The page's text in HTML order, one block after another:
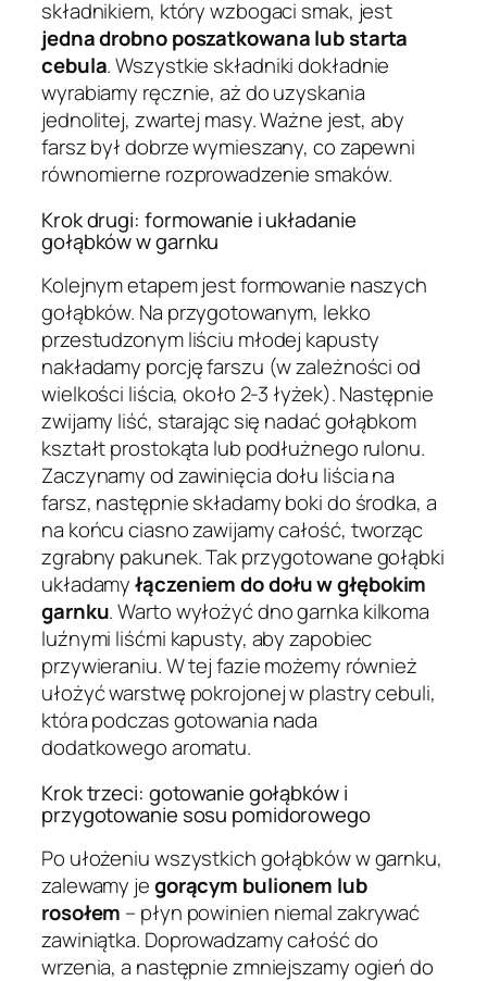
składnikiem, który wzbogaci smak, jest
jedna drobno poszatkowana lub starta
cebula. Wszystkie składniki dokładnie
wyrabiamy ręcznie, aż do uzyskania
jednolitej, zwartej masy. Ważne jest, aby
farsz był dobrze wymieszany, co zapewni
równomierne rozprowadzenie smaków.
Krok drugi: formowanie i układanie
gołąbków w garnku
Kolejnym etapem jest formowanie naszych
gołąbków. Na przygotowanym, lekko
przestudzonym liściu młodej kapusty
nakładamy porcję farszu (w zależności od
wielkości liścia, około 2-3 łyżek). Następnie
zwijamy liść, starając się nadać gołąbkom
kształt prostokąta lub podłużnego rulonu.
Zaczynamy od zawinięcia dołu liścia na
farsz, następnie składamy boki do środka, a
na końcu ciasno zawijamy całość, tworząc
zgrabny pakunek. Tak przygotowane gołąbki
układamyłączeniem do dołu w głębokim
garnku. Warto wyłożyć dno garnka kilkoma
luźnymi liśćmi kapusty, aby zapobiec
przywieraniu. W tej fazie możemy również
ułożyć warstwę pokrojonej w plastry cebuli,
która podczas gotowania nada
dodatkowego aromatu.
Krok trzeci: gotowanie gołąbków i
przygotowanie sosu pomidorowego
Po ułożeniu wszystkich gołąbków w garnku,
zalewamy jegorącym bulionem lub
rosołem – płyn powinien niemal zakrywać
zawiniątka. Doprowadzamy całość do
wrzenia, a następnie zmniejszamy ogień do